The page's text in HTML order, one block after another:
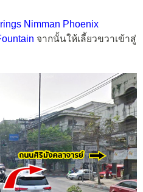
Nimman Phoenix
จากนั้นให้เลี้ยวขวาเข้าสู่